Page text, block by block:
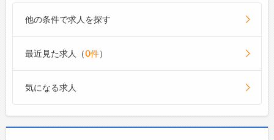
他の条件で求人を探す
最近見た求人（0件）
気になる求人